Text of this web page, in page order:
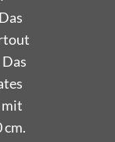
Das
Das
mit